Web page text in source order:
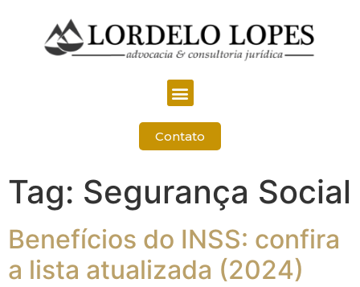
Contato
Tag: Segurança Social
Benefícios do INSS: confira
a lista atualizada (2024)